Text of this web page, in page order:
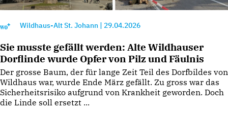
Wildhaus-Alt St. Johann 29.04.2026
Sie musste gefällt werden: Alte Wildhauser
Dorflinde wurde Opfer von Pilz und Fäulnis
Der grosse Baum, der für lange Zeit Teil des Dorfbildes von
Wildhaus war, wurde Ende März gefällt. Zu gross war das
Sicherheitsrisiko aufgrund von Krankheit geworden. Doch
die Linde soll ersetzt ...